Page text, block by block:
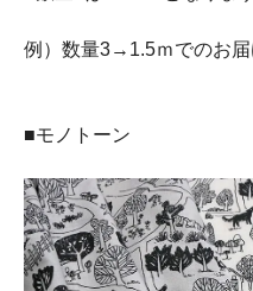
例）数量3→1.5ｍでのお届
■モノトーン